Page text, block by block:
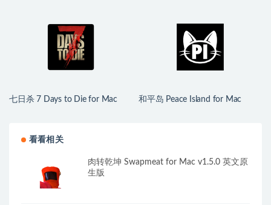
七日杀 7 Days to Die for Mac
和平岛 Peace Island for Mac
看看相关
肉转乾坤 Swapmeat for Mac v1.5.0 英文原
生版